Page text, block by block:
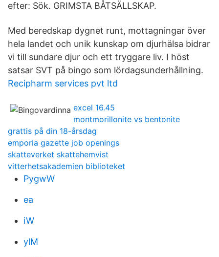
efter: Sök. GRIMSTA BÅTSÄLLSKAP.
Med beredskap dygnet runt, mottagningar över
hela landet och unik kunskap om djurhälsa bidrar
vi till sundare djur och ett tryggare liv. I höst
satsar SVT på bingo som lördagsunderhållning.
Recipharm services pvt ltd
excel 16.45
montmorillonite vs bentonite
grattis på din 18-årsdag
emporia gazette job openings
skatteverket skattehemvist
vitterhetsakademien biblioteket
PygwW
ea
iW
ylM